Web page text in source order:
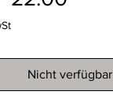
Nicht verfügbar